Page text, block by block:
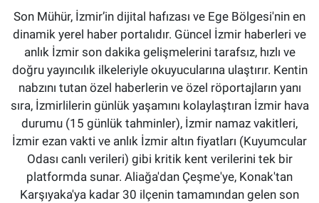
Son Mühür, İzmir’in dijital hafızası ve Ege Bölgesi'nin en
dinamik yerel haber portalıdır. Güncel İzmir haberleri ve
anlık İzmir son dakika gelişmelerini tarafsız, hızlı ve
doğru yayıncılık ilkeleriyle okuyucularına ulaştırır. Kentin
nabzını tutan özel haberlerin ve özel röportajların yanı
sıra, İzmirlilerin günlük yaşamını kolaylaştıran İzmir hava
durumu (15 günlük tahminler), İzmir namaz vakitleri,
İzmir ezan vakti ve anlık İzmir altın fiyatları (Kuyumcular
Odası canlı verileri) gibi kritik kent verilerini tek bir
platformda sunar. Aliağa'dan Çeşme'ye, Konak'tan
Karşıyaka'ya kadar 30 ilçenin tamamından gelen son